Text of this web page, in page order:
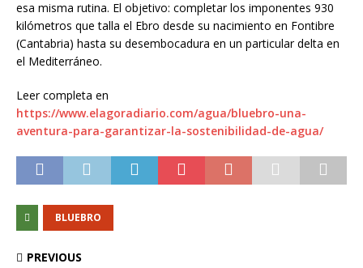
esa misma rutina. El objetivo: completar los imponentes 930
kilómetros que talla el Ebro desde su nacimiento en Fontibre
(Cantabria) hasta su desembocadura en un particular delta en
el Mediterráneo.
Leer completa en
https://www.elagoradiario.com/agua/bluebro-una-
aventura-para-garantizar-la-sostenibilidad-de-agua/
BLUEBRO
PREVIOUS